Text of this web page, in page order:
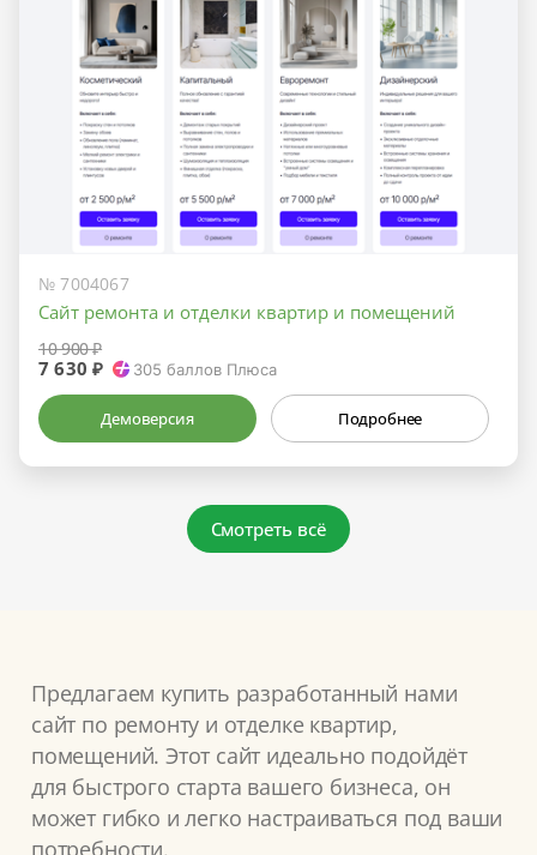
№ 7004067
Сайт ремонта и отделки квартир и помещений
10 900 ₽
7 630 ₽ 305 баллов Плюса
Демоверсия Подробнее
Смотреть всё
Предлагаем купить разработанный нами
сайт по ремонту и отделке квартир,
помещений. Этот сайт идеально подойдёт
для быстрого старта вашего бизнеса, он
может гибко и легко настраиваться под ваши
потребности.